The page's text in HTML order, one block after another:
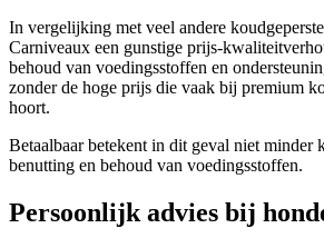
In vergelijking met veel andere
Carniveaux een gunstige prijs-
behoud van voedingsstoffen en
zonder de hoge prijs die vaak bij premium
hoort.
Betaalbaar betekent in dit geval niet minder
benutting en behoud van voedingsstoffen.
Persoonlijk advies bij